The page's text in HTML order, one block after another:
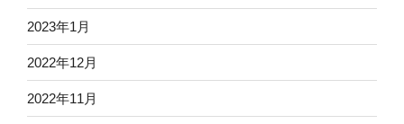
2023年1月
2022年12月
2022年11月